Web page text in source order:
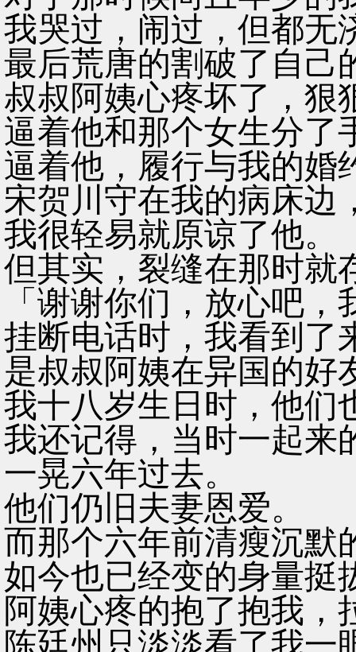
我哭过，闹过，但都无
最后荒唐的割破了自己
叔叔阿姨心疼坏了，狠
逼着他和那个女生分了
逼着他，履行与我的婚
宋贺川守在我的病床边
我很轻易就原谅了他。
但其实，裂缝在那时就
「谢谢你们，放心吧
挂断电话时，我看到了
是叔叔阿姨在异国的好
我十八岁生日时，他们
我还记得，当时一起来
一晃六年过去。
他们仍旧夫妻恩爱。
而那个六年前清瘦沉默
如今也已经变的身量挺
阿姨心疼的抱了抱我，